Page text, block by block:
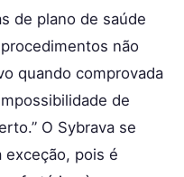
de plano de saúde
não
quando comprovada
de
O Sybrava se
pois é